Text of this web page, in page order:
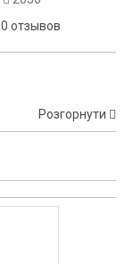
0 отзывов
Розгорнути